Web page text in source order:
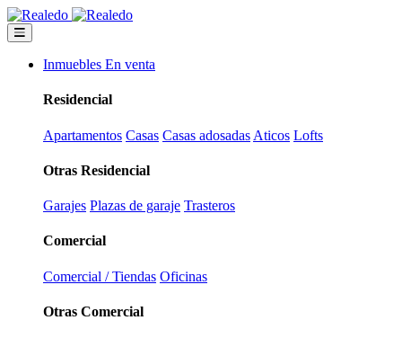
Inmuebles En venta
Residencial
Apartamentos Casas Casas adosadas Aticos Lofts
Otras Residencial
Garajes Plazas de garaje Trasteros
Comercial
Comercial / Tiendas Oficinas
Otras Comercial